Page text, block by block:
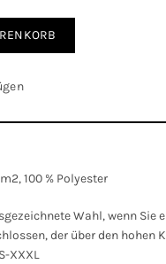
100 % Polyester
Wahl, wenn
der über den hohen
XXXL